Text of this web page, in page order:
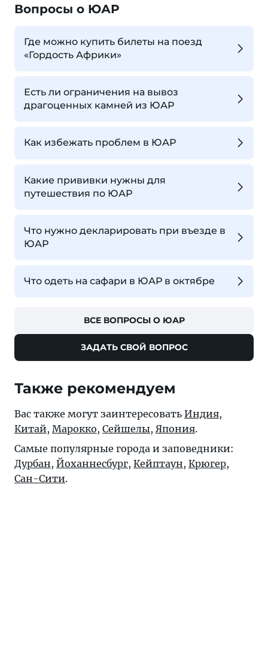
Вопросы о ЮАР
Где можно купить билеты на поезд
«Гордость Африки»
Есть ли ограничения на вывоз
драгоценных камней из ЮАР
Как избежать проблем в ЮАР
Какие прививки нужны для
путешествия по ЮАР
Что нужно декларировать при въезде в
ЮАР
Что одеть на сафари в ЮАР в октябре
ВСЕ ВОПРОСЫ О ЮАР
ЗАДАТЬ СВОЙ ВОПРОС
Также рекомендуем
Вас также могут заинтересовать Индия,
Китай, Марокко, Сейшелы, Япония.
Самые популярные города и заповедники:
Дурбан, Йоханнесбург, Кейптаун, Крюгер,
Сан-Сити.